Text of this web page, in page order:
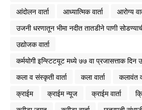
आंदोलन वार्ता
आध्यात्मिक वार्ता आरोग्य
उजनी धरणातून भीमा नदीत तातडीने पाणी
उद्योजक वार्ता
कर्मयोगी इन्स्टिटयूट मध्ये ७७ वा प्रजासत्ताक दिन
कला व संस्कृती वार्ता
कला वार्ता कलावंत
क्राईम
क्राईम न्यूज क्राईम वार्ता